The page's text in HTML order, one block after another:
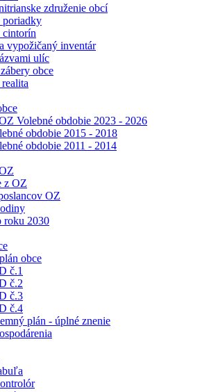
združenie obcí
poriadky
vypožičaný inventár
ulíc
obce
Volebné obdobie 2023 - 2026
obdobie 2015 - 2018
obdobie 2011 - 2014
z OZ
OZ
roku 2030
obce
č.1
č.2
č.3
č.4
plán - úplné znenie